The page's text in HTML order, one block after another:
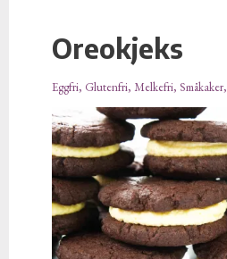
Oreokjeks
Eggfri, Glutenfri, Melkefri, Småkaker,
Oreokjeks